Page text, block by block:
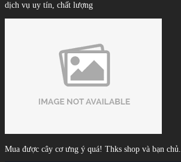
dịch vụ uy tín, chất lượng
Mua được cây cơ ưng ý quá! Thks shop và bạn chủ.